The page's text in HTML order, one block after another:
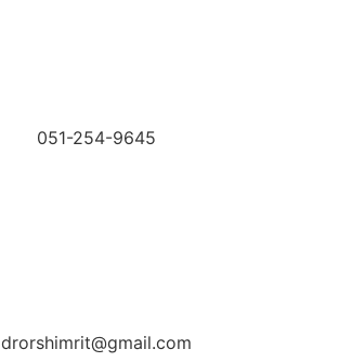
051-254-9645
drorshimrit@gmail.com​